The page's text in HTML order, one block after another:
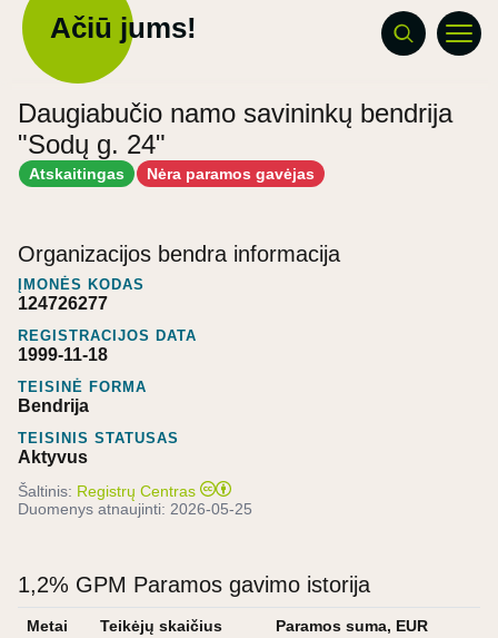
Ačiū jums!
Daugiabučio namo savininkų bendrija
"Sodų g. 24"
Atskaitingas Nėra paramos gavėjas
Organizacijos bendra informacija
ĮMONĖS KODAS
124726277
REGISTRACIJOS DATA
1999-11-18
TEISINĖ FORMA
Bendrija
TEISINIS STATUSAS
Aktyvus
Šaltinis: Registrų Centras
Duomenys atnaujinti: 2026-05-25
1,2% GPM Paramos gavimo istorija
Metai Teikėjų skaičius Paramos suma, EUR